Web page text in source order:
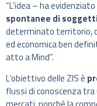
“L’idea – ha
spontanee di
determinato territorio,
ed economica ben
atto a Mind”.
L’obiettivo delle ZIS è
flussi di conoscenza